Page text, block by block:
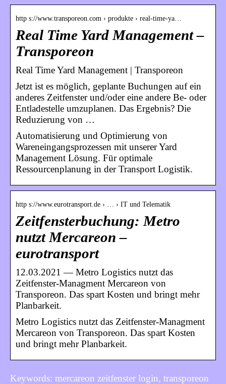
http s://www.transporeon.com › produkte › real-time-ya…
Real Time Yard Management –
Transporeon
Real Time Yard Management | Transporeon
Jetzt ist es möglich, geplante Buchungen auf ein
anderes Zeitfenster und/oder eine andere Be- oder
Entladestelle umzuplanen. Das Ergebnis? Die
Reduzierung von …
Automatisierung und Optimierung von
Wareneingangsprozessen mit unserer Yard
Management Lösung. Für optimale
Ressourcenplanung in der Transport Logistik.
http s://www.eurotransport.de › … › IT und Telematik
Zeitfensterbuchung: Metro
nutzt Mercareon –
eurotransport
12.03.2021 — Metro Logistics nutzt das
Zeitfenster-Managment Mercareon von
Transporeon. Das spart Kosten und bringt mehr
Planbarkeit.
Metro Logistics nutzt das Zeitfenster-Managment
Mercareon von Transporeon. Das spart Kosten
und bringt mehr Planbarkeit.
Keywords: mercareon zeitfenster login, transporeon